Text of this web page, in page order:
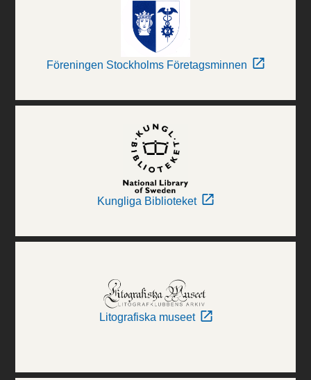
Föreningen Stockholms Företagsminnen
Kungliga Biblioteket
Litografiska museet